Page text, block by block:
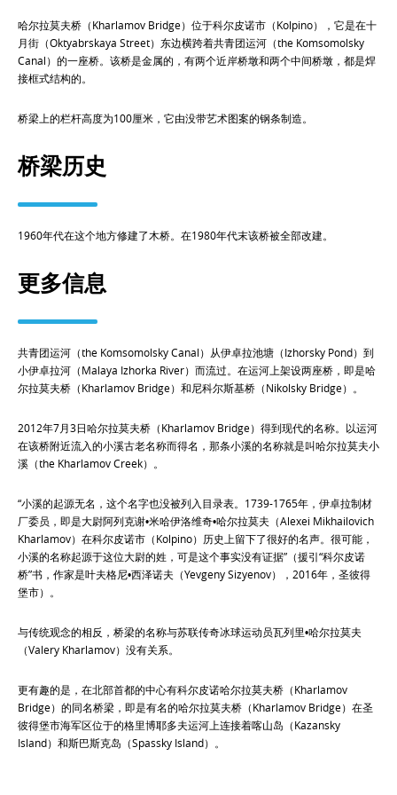
哈尔拉莫夫桥（Kharlamov Bridge）位于科尔皮诺市（Kolpino），它是在十
月街（Oktyabrskaya Street）东边横跨着共青团运河（the Komsomolsky
Canal）的一座桥。该桥是金属的，有两个近岸桥墩和两个中间桥墩，都是焊
接框式结构的。
桥梁上的栏杆高度为100厘米，它由没带艺术图案的钢条制造。
桥梁历史
1960年代在这个地方修建了木桥。在1980年代末该桥被全部改建。
更多信息
共青团运河（the Komsomolsky Canal）从伊卓拉池塘（Izhorsky Pond）到
小伊卓拉河（Malaya Izhorka River）而流过。在运河上架设两座桥，即是哈
尔拉莫夫桥（Kharlamov Bridge）和尼科尔斯基桥（Nikolsky Bridge）。
2012年7月3日哈尔拉莫夫桥（Kharlamov Bridge）得到现代的名称。以运河
在该桥附近流入的小溪古老名称而得名，那条小溪的名称就是叫哈尔拉莫夫小
溪（the Kharlamov Creek）。
“小溪的起源无名，这个名字也没被列入目录表。1739-1765年，伊卓拉制材
厂委员，即是大尉阿列克谢•米哈伊洛维奇•哈尔拉莫夫（Alexei Mikhailovich
Kharlamov）在科尔皮诺市（Kolpino）历史上留下了很好的名声。很可能，
小溪的名称起源于这位大尉的姓，可是这个事实没有证据”（援引“科尔皮诺
桥”书，作家是叶夫格尼•西泽诺夫（Yevgeny Sizyenov），2016年，圣彼得
堡市）。
与传统观念的相反，桥梁的名称与苏联传奇冰球运动员瓦列里•哈尔拉莫夫
（Valery Kharlamov）没有关系。
更有趣的是，在北部首都的中心有科尔皮诺哈尔拉莫夫桥（Kharlamov
Bridge）的同名桥梁，即是有名的哈尔拉莫夫桥（Kharlamov Bridge）在圣
彼得堡市海军区位于的格里博耶多夫运河上连接着喀山岛（Kazansky
Island）和斯巴斯克岛（Spassky Island）。